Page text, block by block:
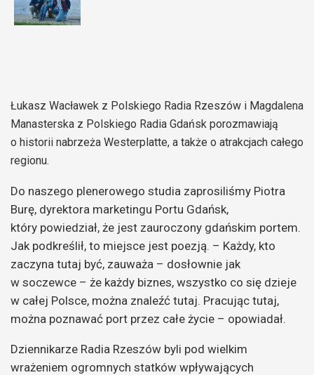
Łukasz Wacławek z Polskiego Radia Rzeszów i Magdalena
Manasterska z Polskiego Radia Gdańsk porozmawiają
o historii nabrzeża Westerplatte, a także o atrakcjach całego
regionu.
Do naszego plenerowego studia zaprosiliśmy Piotra
Burę, dyrektora marketingu Portu Gdańsk,
który powiedział, że jest zauroczony gdańskim portem.
Jak podkreślił, to miejsce jest poezją. – Każdy, kto
zaczyna tutaj być, zauważa – dosłownie jak
w soczewce – że każdy biznes, wszystko co się dzieje
w całej Polsce, można znaleźć tutaj. Pracując tutaj,
można poznawać port przez całe życie – opowiadał.
Dziennikarze Radia Rzeszów byli pod wielkim
wrażeniem ogromnych statków wpływających